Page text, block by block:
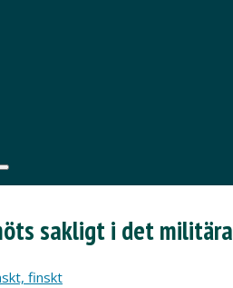
sakligt i det militära
finskt